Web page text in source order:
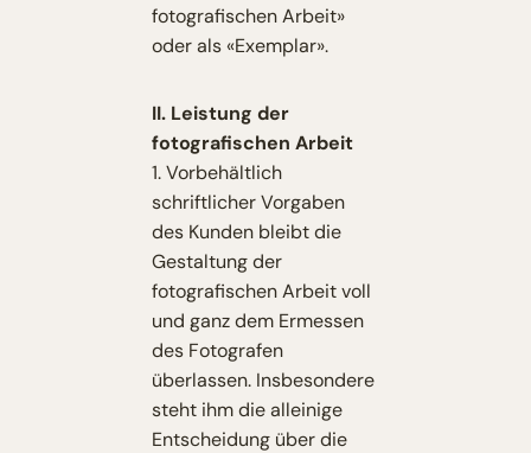
fotografischen Arbeit»
oder als «Exemplar».
II. Leistung der
fotografischen Arbeit
1. Vorbehältlich
schriftlicher Vorgaben
des Kunden bleibt die
Gestaltung der
fotografischen Arbeit voll
und ganz dem Ermessen
des Fotografen
überlassen. Insbesondere
steht ihm die alleinige
Entscheidung über die